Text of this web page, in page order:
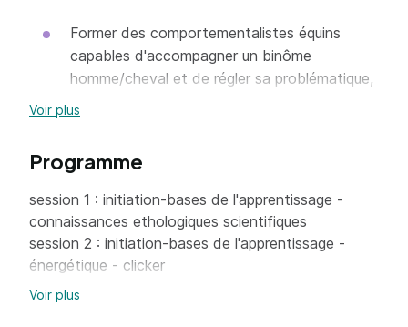
Former des comportementalistes équins
capables d'accompagner un binôme
homme/cheval et de régler sa problématique,
Amener les stagiaires au niveau requis pour le
certificat de comportementaliste équin et les
savoirs éthologiques de 2 à 5.
Voir plus
Programme
session 1 : initiation-bases de l'apprentissage -
connaissances ethologiques scientifiques
session 2 : initiation-bases de l'apprentissage -
énergétique - clicker
session 3 : connaissances ethologiques
Voir plus